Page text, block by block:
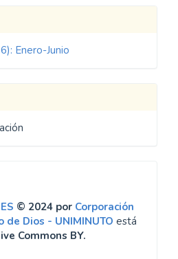
Enero-Junio
© 2024 por Corporación
Dios - UNIMINUTO está
Commons BY.